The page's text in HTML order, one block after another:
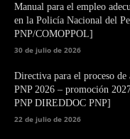
Manual para el empleo
en la Policía Nacional del
PNP/COMOPPOL]
30 de julio de 2026
Directiva para el proceso
PNP 2026 – promoción
PNP DIREDDOC PNP]
22 de julio de 2026